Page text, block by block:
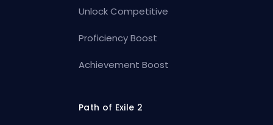
Unlock Competitive
Proficiency Boost
Achievement Boost
Path of Exile 2